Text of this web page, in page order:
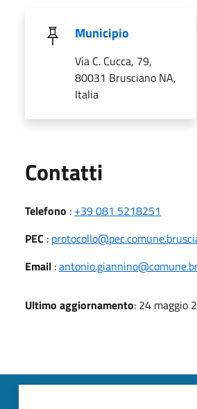
Municipio
Via C. Cucca, 79,
80031 Brusciano NA,
Italia
Contatti
Telefono : +39 081 5218251
PEC :
Email :
Ultimo aggiornamento: 24 maggio